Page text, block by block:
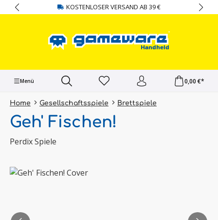
springen KOSTENLOSER VERSAND AB 39 €
Menü 0,00 €*
Home Gesellschaftsspiele Brettspiele
Geh' Fischen!
Perdix Spiele
Bildergalerie überspringen